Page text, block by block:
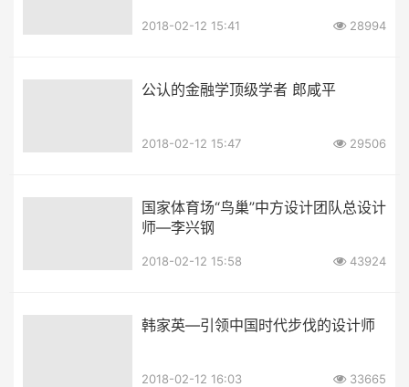
2018-02-12 15:41 28994
公认的金融学顶级学者 郎咸平
2018-02-12 15:47 29506
国家体育场“鸟巢”中方设计团队总设计
师—李兴钢
2018-02-12 15:58 43924
韩家英—引领中国时代步伐的设计师
2018-02-12 16:03 33665